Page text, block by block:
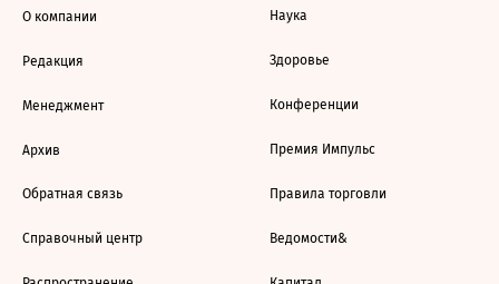
О компании
Редакция
Менеджмент
Архив
Обратная связь
Справочный центр
Наука
Здоровье
Конференции
Премия Импульс
Правила торговли
Ведомости&